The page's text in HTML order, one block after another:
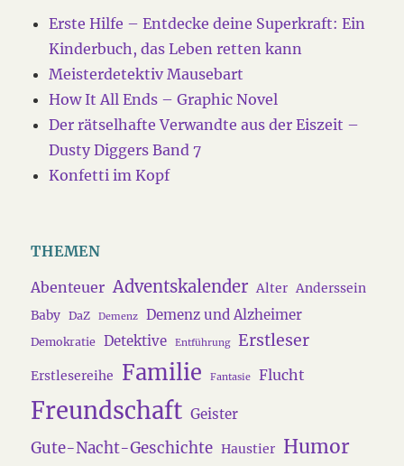
Erste Hilfe – Entdecke deine Superkraft: Ein
Kinderbuch, das Leben retten kann
Meisterdetektiv Mausebart
How It All Ends – Graphic Novel
Der rätselhafte Verwandte aus der Eiszeit –
Dusty Diggers Band 7
Konfetti im Kopf
THEMEN
Abenteuer Adventskalender Alter Anderssein
Baby
DaZ Demenz Demenz und Alzheimer
Demokratie Detektive Entführung Erstleser
Erstlesereihe Familie Fantasie Flucht
Freundschaft Geister
Gute-Nacht-Geschichte Haustier Humor